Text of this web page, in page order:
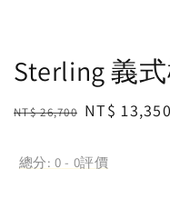
Sterling 義
Regular
NT$ 26,700 Sale
NT$ 13,350
總分:0 - 0評價